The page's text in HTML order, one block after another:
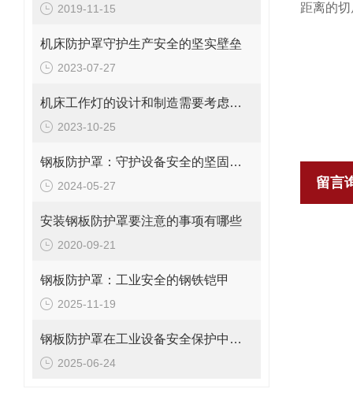
2019-11-15
机床防护罩守护生产安全的坚实壁垒
2023-07-27
机床工作灯的设计和制造需要考虑哪些因素
2023-10-25
钢板防护罩：守护设备安全的坚固屏障
2024-05-27
安装钢板防护罩要注意的事项有哪些
2020-09-21
钢板防护罩：工业安全的钢铁铠甲
2025-11-19
钢板防护罩在工业设备安全保护中的应用与优化
2025-06-24
距离的
留言